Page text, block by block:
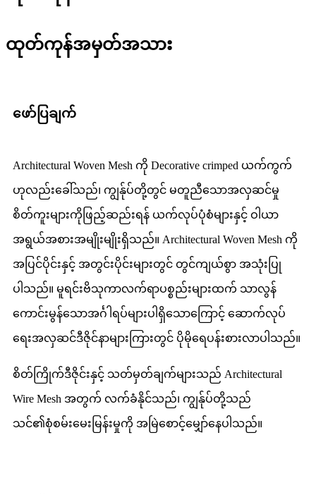
ထုတ်ကုန်အမှတ်အသား
ဖော်ပြချက်
Architectural Woven Mesh ကို Decorative crimped ယက်ကွက်
ဟုလည်းခေါ်သည်၊ ကျွန်ုပ်တို့တွင် မတူညီသောအလှဆင်မှု
စိတ်ကူးများကိုဖြည့်ဆည်းရန် ယက်လုပ်ပုံစံများနှင့် ဝါယာ
အရွယ်အစားအမျိုးမျိုးရှိသည်။ Architectural Woven Mesh ကို
အပြင်ပိုင်းနှင့် အတွင်းပိုင်းများတွင် တွင်ကျယ်စွာ အသုံးပြု
ပါသည်။ မူရင်းဗိသုကာလက်ရာပစ္စည်းများထက် သာလွန်
ကောင်းမွန်သောအင်္ဂါရပ်များပါရှိသောကြောင့် ဆောက်လုပ်
ရေးအလှဆင်ဒီဇိုင်နာများကြားတွင် ပိုမိုရေပန်းစားလာပါသည်။
စိတ်ကြိုက်ဒီဇိုင်းနှင့် သတ်မှတ်ချက်များသည် Architectural
Wire Mesh အတွက် လက်ခံနိုင်သည်၊ ကျွန်ုပ်တို့သည်
သင်၏စုံစမ်းမေးမြန်းမှုကို အမြဲစောင့်မျှော်နေပါသည်။